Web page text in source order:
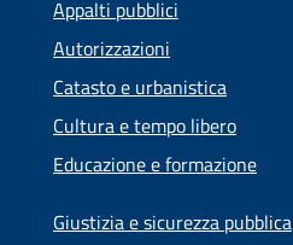
Appalti pubblici
Autorizzazioni
Catasto e urbanistica
Cultura e tempo libero
Educazione e formazione
Giustizia e sicurezza pubblica